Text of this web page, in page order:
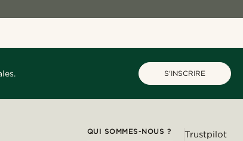
S'INSCRIRE
QUI SOMMES-NOUS ? Trustpilot